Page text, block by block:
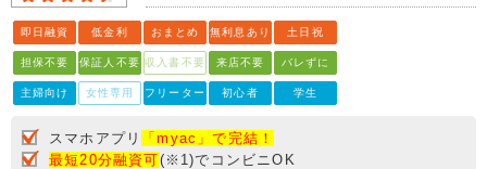
即日融資 低金利 おまとめ 無利息あり 土日祝
担保不要 保証人不要 収入書不要 来店不要 バレずに
主婦向け 女性専用 フリーター 初心者 学生
スマホアプリ
「myac」で完結！
最短20分融資可(※1)でコンビニOK